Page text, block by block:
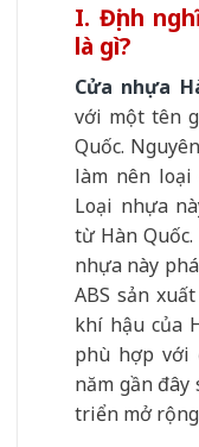
I. Định
là gì?
Cửa nhựa
với một tên
Quốc.
làm nên loại
Loại nhựa
từ Hàn
nhựa này
ABS sản
khí hậu của
phù hợp với
năm gần
triển mở